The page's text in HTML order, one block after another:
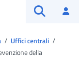
Uffici centrali
della